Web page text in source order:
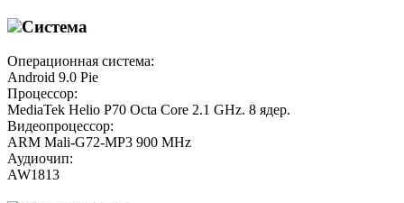
Система
Операционная система:
Android 9.0 Pie
Процессор:
MediaTek Helio P70 Octa Core 2.1 GHz. 8 ядер.
Видеопроцессор:
ARM Mali-G72-MP3 900 MHz
Аудиочип:
AW1813